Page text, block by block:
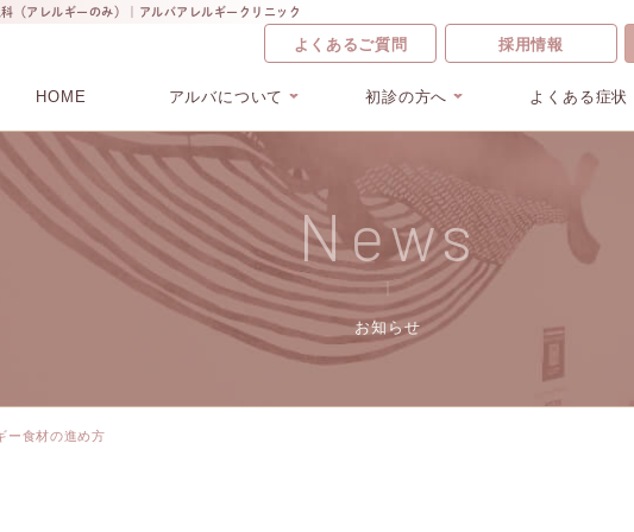
アレルギーのみ）｜アルバアレルギークリニック
よくあるご質問 採用情報
HOME アルバについて 初診の方へ よくある症状
News
お知らせ
食材の進め方